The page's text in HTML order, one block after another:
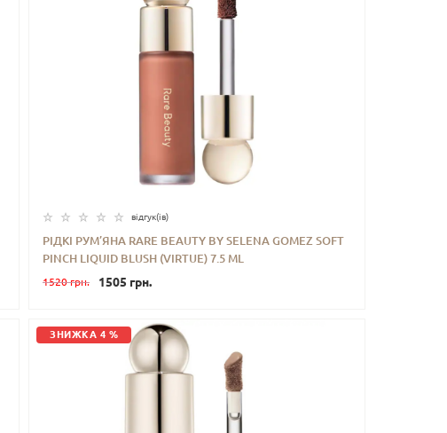
відгук(iв)
РІДКІ РУМ’ЯНА RARE BEAUTY BY SELENA GOMEZ SOFT
PINCH LIQUID BLUSH (VIRTUE) 7.5 ML
1520 грн. 1505 грн.
ЗНИЖКА 4 %